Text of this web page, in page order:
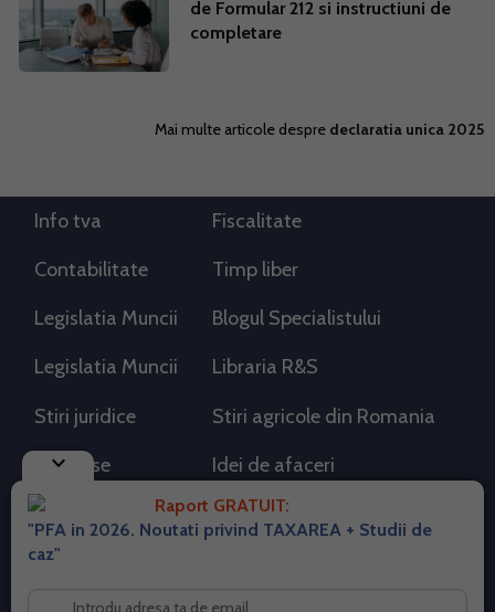
de Formular 212 si instructiuni de
completare
Mai multe articole despre declaratia unica 2025
keyboard_arrow_down
Raport GRATUIT:
"PFA in 2026. Noutati privind TAXAREA + Studii de
caz"
Info tva Fiscalitate
Contabilitate Timp liber
Legislatia Muncii Blogul Specialistului
Legislatia Muncii Libraria R&S
Stiri juridice Stiri agricole din Romania
AdSense Idei de afaceri
RSS Flux RSS 2.0
Despre cookies